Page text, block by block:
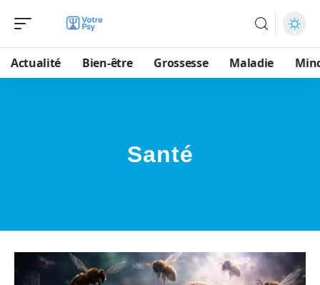
Actualité Bien-être Grossesse Maladie
Santé